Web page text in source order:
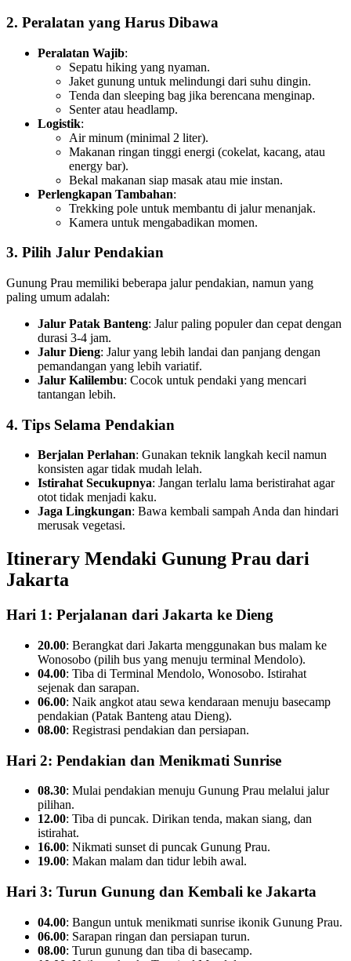
2. Peralatan yang Harus Dibawa
Peralatan Wajib:
Sepatu hiking yang nyaman.
Jaket gunung untuk melindungi dari suhu dingin.
Tenda dan sleeping bag jika berencana menginap.
Senter atau headlamp.
Logistik:
Air minum (minimal 2 liter).
Makanan ringan tinggi energi (cokelat, kacang, atau
energy bar).
Bekal makanan siap masak atau mie instan.
Perlengkapan Tambahan:
Trekking pole untuk membantu di jalur menanjak.
Kamera untuk mengabadikan momen.
3. Pilih Jalur Pendakian
Gunung Prau memiliki beberapa jalur pendakian, namun yang
paling umum adalah:
Jalur Patak Banteng: Jalur paling populer dan cepat dengan
durasi 3-4 jam.
Jalur Dieng: Jalur yang lebih landai dan panjang dengan
pemandangan yang lebih variatif.
Jalur Kalilembu: Cocok untuk pendaki yang mencari
tantangan lebih.
4. Tips Selama Pendakian
Berjalan Perlahan: Gunakan teknik langkah kecil namun
konsisten agar tidak mudah lelah.
Istirahat Secukupnya: Jangan terlalu lama beristirahat agar
otot tidak menjadi kaku.
Jaga Lingkungan: Bawa kembali sampah Anda dan hindari
merusak vegetasi.
Itinerary Mendaki Gunung Prau dari
Jakarta
Hari 1: Perjalanan dari Jakarta ke Dieng
20.00: Berangkat dari Jakarta menggunakan bus malam ke
Wonosobo (pilih bus yang menuju terminal Mendolo).
04.00: Tiba di Terminal Mendolo, Wonosobo. Istirahat
sejenak dan sarapan.
06.00: Naik angkot atau sewa kendaraan menuju basecamp
pendakian (Patak Banteng atau Dieng).
08.00: Registrasi pendakian dan persiapan.
Hari 2: Pendakian dan Menikmati Sunrise
08.30: Mulai pendakian menuju Gunung Prau melalui jalur
pilihan.
12.00: Tiba di puncak. Dirikan tenda, makan siang, dan
istirahat.
16.00: Nikmati sunset di puncak Gunung Prau.
19.00: Makan malam dan tidur lebih awal.
Hari 3: Turun Gunung dan Kembali ke Jakarta
04.00: Bangun untuk menikmati sunrise ikonik Gunung Prau.
06.00: Sarapan ringan dan persiapan turun.
08.00: Turun gunung dan tiba di basecamp.